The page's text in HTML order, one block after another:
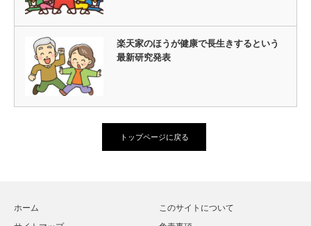
楽天家のほうが健康で長生きするという
最新研究発表
トップページに戻る
ホーム
このサイトについて